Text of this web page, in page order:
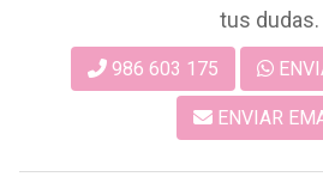
tus dudas.
986 603 175
ENVIAR